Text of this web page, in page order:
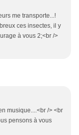
me transporte...!
ces insectes, il y
à vous 2;<br />
musique....<br /> <br
pensons à vous